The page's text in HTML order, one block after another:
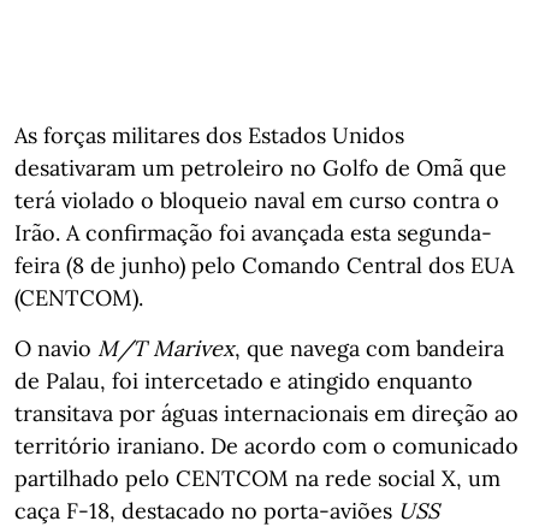
As forças militares dos Estados Unidos
desativaram um petroleiro no Golfo de Omã que
terá violado o bloqueio naval em curso contra o
Irão. A confirmação foi avançada esta segunda-
feira (8 de junho) pelo Comando Central dos EUA
(CENTCOM).
O navio M/T Marivex, que navega com bandeira
de Palau, foi intercetado e atingido enquanto
transitava por águas internacionais em direção ao
território iraniano. De acordo com o comunicado
partilhado pelo CENTCOM na rede social X, um
caça F-18, destacado no porta-aviões USS